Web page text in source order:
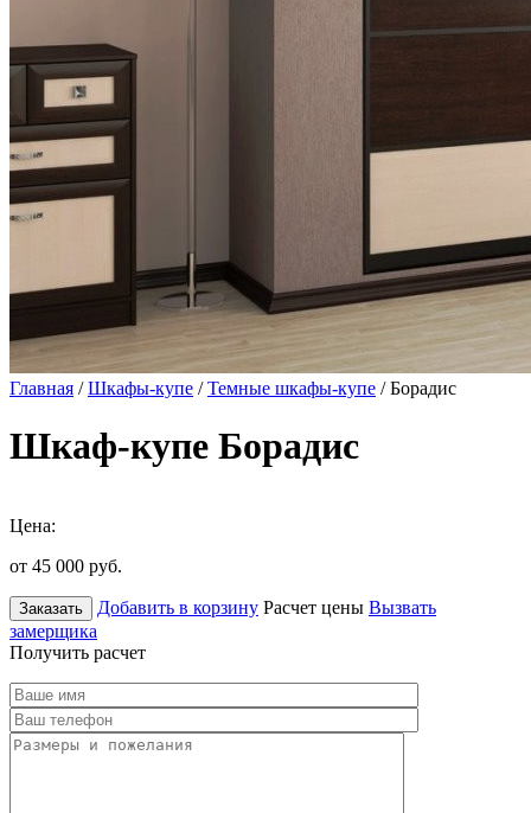
Главная /Шкафы-купе /Темные шкафы-купе / Борадис
Шкаф-купе Борадис
Цена:
от 45 000 руб.
Заказать Добавить в корзину Расчет цены Вызвать
замерщика
Получить расчет